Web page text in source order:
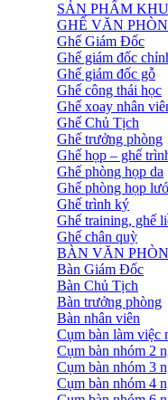
SẢN PHẨM
GHẾ VĂN
Ghế Giám Đốc
Ghế giám đốc
Ghế giám đốc gỗ
Ghế công thái học
Ghế xoay nhân
Ghế Chủ Tịch
Ghế trưởng phòng
Ghế họp – ghế
Ghế phòng họp da
Ghế phòng họp
Ghế trình ký
Ghế training, ghế
Ghế chân quỳ
BÀN VĂN
Bàn Giám Đốc
Bàn Chủ Tịch
Bàn trưởng phòng
Bàn nhân viên
Cụm bàn làm việc
Cụm bàn nhóm 2
Cụm bàn nhóm 3
Cụm bàn nhóm 4